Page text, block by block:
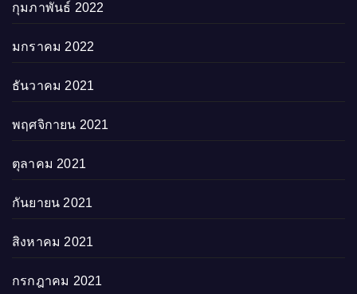
กุมภาพันธ์ 2022
มกราคม 2022
ธันวาคม 2021
พฤศจิกายน 2021
ตุลาคม 2021
กันยายน 2021
สิงหาคม 2021
กรกฎาคม 2021